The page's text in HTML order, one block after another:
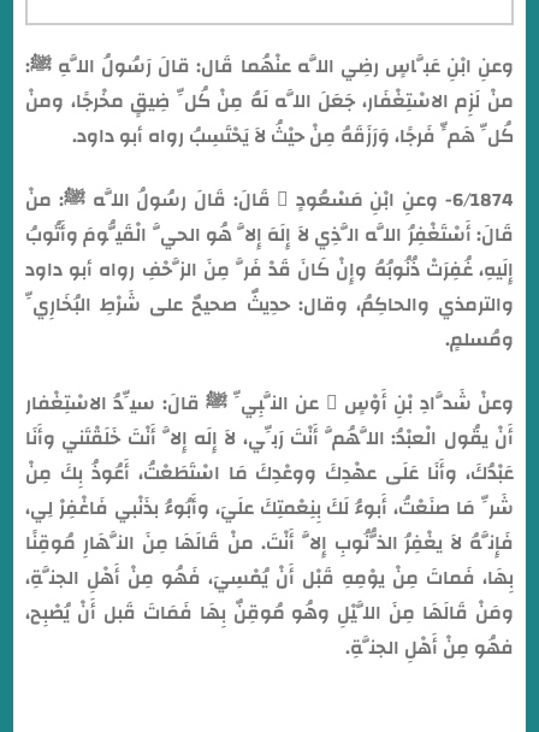
وعنِ ابْنِ عَبَّاسٍ رضِي اللَّه عنْهُما قَال: قالَ رَسُولُ اللَّهِ ﷺ:
منْ لَزِم الاسْتِغْفَار، جَعَلَ اللَّه لَهُ مِنْ كُلِّ ضِيقٍ مخْرجًا، ومنْ
كُلِّ هَمٍّ فَرجًا، وَرَزَقَهُ مِنْ حيْثُ لاَ يَحْتَسِبُ رواه أبو داود.
6/1874- وعنِ ابْنِ مَسْعُودٍ  قَالَ: قَالَ رسُولُ اللَّه ﷺ: منْ
قَالَ: أَسْتَغْفِرُ اللَّه الَّذِي لاَ إِلَهَ إِلاَّ هُو الحيَّ الْقَيُّومَ وأَتُوبُ
إِلَيهِ، غُفِرَتْ ذُنُوبُهُ وإِنْ كَانَ قَدْ فَرَّ مِنَ الزَّحْفِ رواه أبو داود
والترمذي والحاكِمُ، وقال: حدِيثٌ صحيحٌ على شَرْطِ البُخَارِيِّ
ومُسلمٍ.
وعنْ شَدَّادِ بْنِ أَوْسٍ  عن النَّبِيِّ ﷺ قالَ: سيِّدُ الاسْتِغْفار
أَنْ يقُول الْعبْدُ: اللَّهُمَّ أَنْتَ رَبِّي، لاَ إِلَه إِلاَّ أَنْتَ خَلَقْتَني وأَنَا
عَبْدُكَ، وأَنَا عَلَى عهْدِكَ ووعْدِكَ مَا اسْتَطَعْتُ، أَعُوذُ بِكَ مِنْ
شَرِّ مَا صنَعْتُ، أَبوءُ لَكَ بِنِعْمتِكَ علَيَ، وأَبُوءُ بذَنْبي فَاغْفِرْ لِي،
فَإِنَّهُ لاَ يغْفِرُ الذُّنُوبِ إِلاَّ أَنْتَ. منْ قَالَهَا مِنَ النَّهَارِ مُوقِنًا
بِهَا، فَماتَ مِنْ يوْمِهِ قَبْل أَنْ يُمْسِيَ، فَهُو مِنْ أَهْلِ الجنَّةِ،
ومَنْ قَالَهَا مِنَ اللَّيْلِ وهُو مُوقِنٌ بِهَا فَمَاتَ قَبل أَنْ يُصْبِح،
فهُو مِنْ أَهْلِ الجنَّةِ.